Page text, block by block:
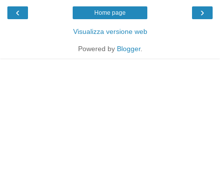
‹ ›
Home page
Visualizza versione web
Powered by Blogger.